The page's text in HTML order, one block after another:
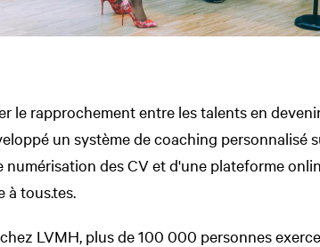
le rapprochement entre les talents en
un système de coaching personnalisé
numérisation des CV et d'une plateforme
à tous.tes.
LVMH, plus de 100 000 personnes